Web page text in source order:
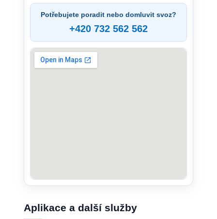
Potřebujete poradit nebo domluvit svoz?
+420 732 562 562
Aplikace a další služby